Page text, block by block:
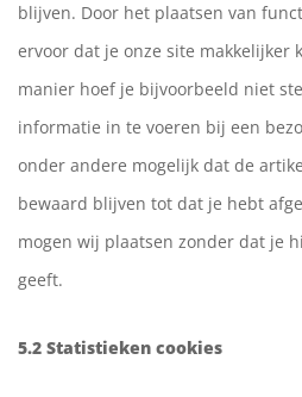
blijven. Door het plaatsen van
ervoor dat je onze site makkelijker
manier hoef je bijvoorbeeld niet
informatie in te voeren bij een
onder andere mogelijk dat de
bewaard blijven tot dat je hebt
mogen wij plaatsen zonder dat je
geeft.
5.2 Statistieken cookies